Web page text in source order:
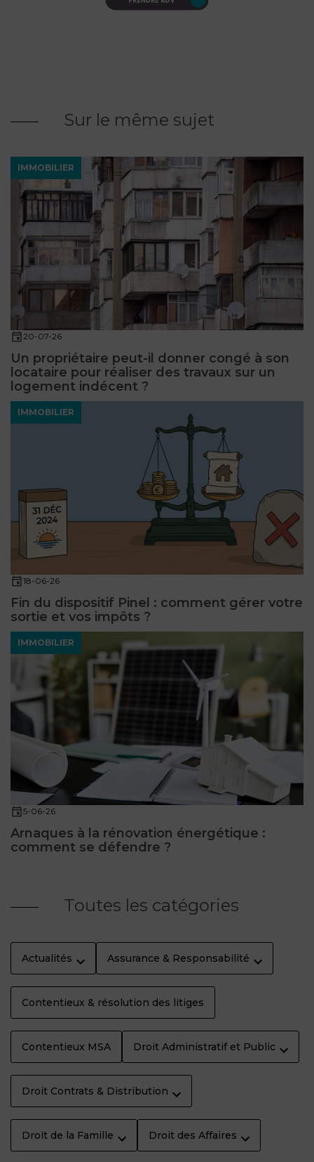
Sur le même sujet
IMMOBILIER
20-07-26
Un propriétaire peut-il donner congé à son
locataire pour réaliser des travaux sur un
logement indécent ?
IMMOBILIER
18-06-26
Fin du dispositif Pinel : comment gérer votre
sortie et vos impôts ?
IMMOBILIER
5-06-26
Arnaques à la rénovation énergétique :
comment se défendre ?
Toutes les catégories
Actualités Assurance & Responsabilité
Contentieux & résolution des litiges
Contentieux MSA Droit Administratif et Public
Droit Contrats & Distribution
Droit de la Famille Droit des Affaires